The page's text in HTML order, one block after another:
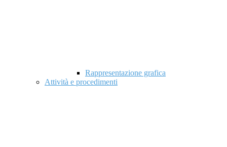
Rappresentazione grafica
Attività e procedimenti